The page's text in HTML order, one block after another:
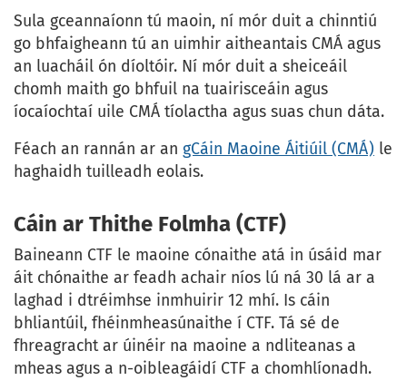
Sula gceannaíonn tú maoin, ní mór duit a chinntiú
go bhfaigheann tú an uimhir aitheantais CMÁ agus
an luacháil ón díoltóir. Ní mór duit a sheiceáil
chomh maith go bhfuil na tuairisceáin agus
íocaíochtaí uile CMÁ tíolactha agus suas chun dáta.
Féach an rannán ar an gCáin Maoine Áitiúil (CMÁ) le
haghaidh tuilleadh eolais.
Cáin ar Thithe Folmha (CTF)
Baineann CTF le maoine cónaithe atá in úsáid mar
áit chónaithe ar feadh achair níos lú ná 30 lá ar a
laghad i dtréimhse inmhuirir 12 mhí. Is cáin
bhliantúil, fhéinmheasúnaithe í CTF. Tá sé de
fhreagracht ar úinéir na maoine a ndliteanas a
mheas agus a n-oibleagáidí CTF a chomhlíonadh.